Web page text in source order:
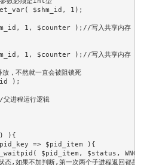
进程运行逻辑
) ){
=> $pid_item ){
$pid_item, $status,